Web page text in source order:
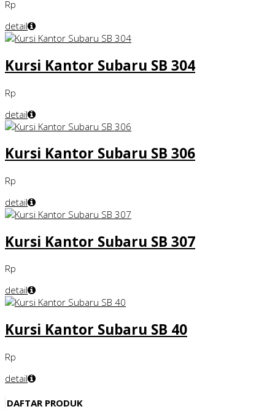
Rp
detail
Kursi Kantor Subaru SB 304
Rp
detail
Kursi Kantor Subaru SB 306
Rp
detail
Kursi Kantor Subaru SB 307
Rp
detail
Kursi Kantor Subaru SB 40
Rp
detail
DAFTAR PRODUK